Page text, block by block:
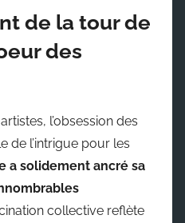
de la tour de
des
l’obsession des
de l’intrigue pour les
a solidement ancré sa
collective reflète